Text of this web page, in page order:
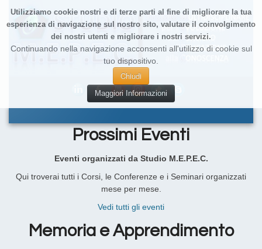
Utilizziamo cookie nostri e di terze parti al fine di migliorare la tua
esperienza di navigazione sul nostro sito, valutare il coinvolgimento
dei nostri utenti e migliorare i nostri servizi.
Continuando nella navigazione acconsenti all'utilizzo di cookie sul
tuo dispositivo.
Chiudi
Maggiori Informazioni
Prossimi Eventi
Eventi organizzati da Studio M.E.P.E.C.
Qui troverai tutti i Corsi, le Conferenze e i Seminari organizzati
mese per mese.
Vedi tutti gli eventi
Memoria e Apprendimento